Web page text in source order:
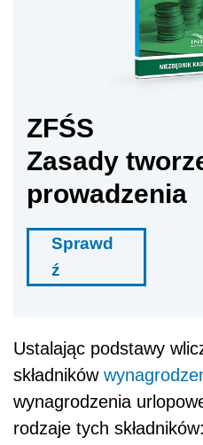
ZFŚS
Zasady
prowadzenia
Sprawd
ź
Ustalając podstawy
składników
wynagrodzenia
rodzaje tych składników: